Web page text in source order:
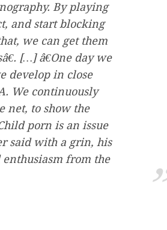
By playing
and start blocking
we can get them
[…] â€One day we
develop in close
We continuously
net, to show the
porn is an issue
said with a grin, his
from the